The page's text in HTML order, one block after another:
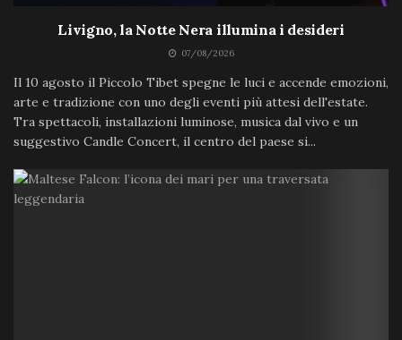
Livigno, la Notte Nera illumina i desideri
07/08/2026
Il 10 agosto il Piccolo Tibet spegne le luci e accende emozioni,
arte e tradizione con uno degli eventi più attesi dell'estate.
Tra spettacoli, installazioni luminose, musica dal vivo e un
suggestivo Candle Concert, il centro del paese si...